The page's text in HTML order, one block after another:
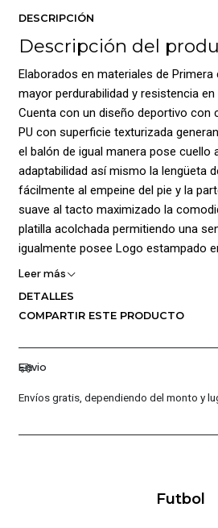
DESCRIPCIÓN
Descripción del
Elaborados en materiales de Primera
mayor perdurabilidad y resistencia
Cuenta con un diseño deportivo con
PU con superficie texturizada
el balón de igual manera pose cuello
adaptabilidad así mismo la lengüeta
fácilmente al empeine del pie y la
suave al tacto maximizado la
platilla acolchada permitiendo una
igualmente posee Logo estampado
dando mayor estilo; La Suela con
Leer más
DETALLES
COMPARTIR ESTE PRODUCTO
Envio
Envíos gratis, dependiendo del monto y
Futbol